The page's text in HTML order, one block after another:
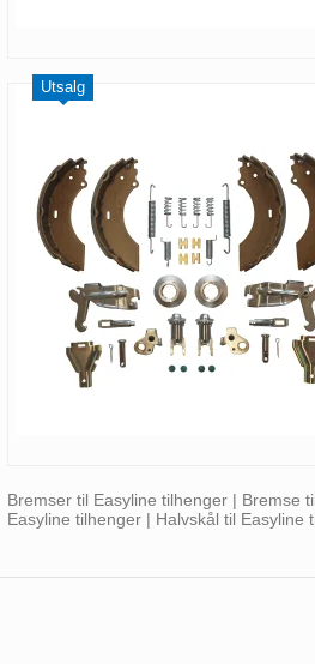
Utsalg
Bremser til Easyline tilhenger | Bremse
Easyline tilhenger | Halvskål til Easyline